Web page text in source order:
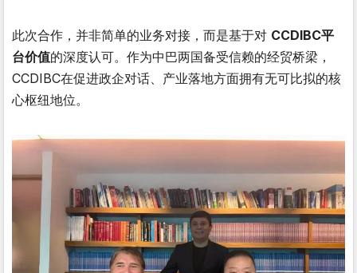
此次合作，并非简单的业务对接，而是基于对 CCDIBC平
台价值的深度认可。作为中巴两国备受信赖的经贸桥梁，
CCDIBC在促进政企对话、产业落地方面拥有无可比拟的核
心枢纽地位。